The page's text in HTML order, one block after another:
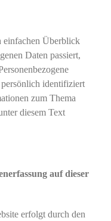
einfachen Überblick
Daten passiert,
identifiziert
zum Thema
diesem Text
auf dieser
erfolgt durch den